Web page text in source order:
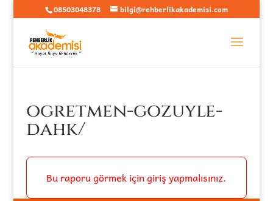
08503048378 bilgi@rehberlikakademisi.com
ogretmen-gozuyle-
dahk/
Bu raporu görmek için giriş yapmalısınız.